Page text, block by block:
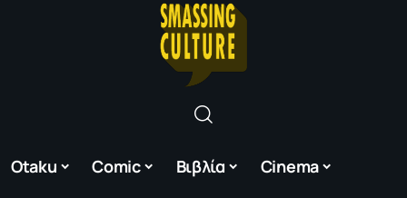
Otaku Comic Βιβλία Cinema